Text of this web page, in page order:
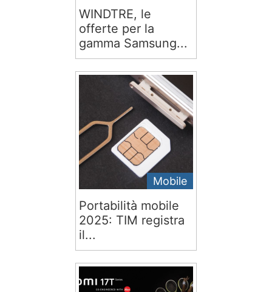
WINDTRE, le
offerte per la
gamma Samsung...
Mobile
Portabilità mobile
2025: TIM registra
il...